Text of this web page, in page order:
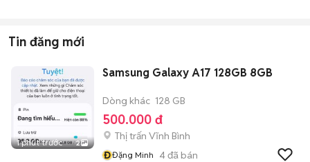
Tin đăng mới
1 phút trước 2
Samsung Galaxy A17 128GB 8GB
Dòng khác 128 GB
500.000 đ
Thị trấn Vĩnh Bình
ĐĐặng Minh 4đã bán